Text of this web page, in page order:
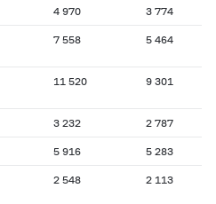
4 970 3 774
7 558 5 464
11 520 9 301
3 232 2 787
5 916 5 283
2 548 2 113